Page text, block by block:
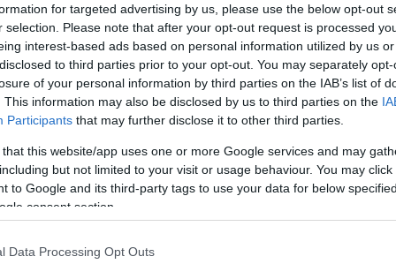
for targeted advertising by us, please use the below opt-out
selection. Please note that after your opt-out request is processed
interest-based ads based on personal information utilized by us
to third parties prior to your opt-out. You may separately
of your personal information by third parties on the IAB’s list of
This information may also be disclosed by us to third parties on the
Participants that may further disclose it to other third parties.
that this website/app uses one or more Google services and may
but not limited to your visit or usage behaviour. You may
to Google and its third-party tags to use your data for below
consent section.
Data Processing Opt Outs
Sevilla e Atlético di Madrid, i dintorni dello
trasformati in un vero e proprio crogiolo di
dell’attuale dirigenza. L’atmosfera era
anni la squadra andalusa ha mostrato
specie in Champions, e ha conquistato
la recente sconfitta nel derby contro
dei tifosi nei confronti delle scelte
Pertanto, nelle ore antecedenti
il loro disappunto per la sua
Pizjuán si udivano slogan come